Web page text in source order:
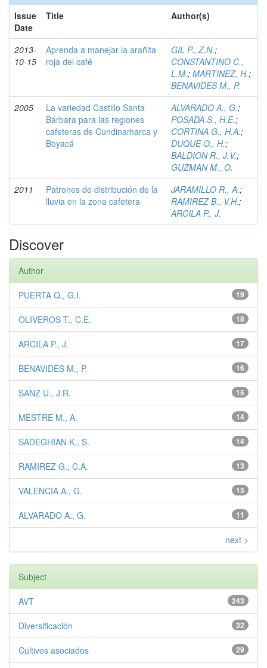
Issue
Date
Title Author(s)
2013-
10-15
Aprenda a manejar la arañita
roja del café
GIL P., Z.N.;
CONSTANTINO C.,
L.M.; MARTINEZ, H.;
BENAVIDES M., P.
2005
La variedad Castillo Santa
Bárbara para las regiones
cafeteras de Cundinamarca y
Boyacá
ALVARADO A., G.;
POSADA S., H.E.;
CORTINA G., H.A.;
DUQUE O., H.;
BALDION R., J.V.;
GUZMAN M., O.
2011
Patrones de distribución de la
lluvia en la zona cafetera
JARAMILLO R., A.;
RAMIREZ B., V.H.;
ARCILA P., J.
Discover
Author
19
PUERTA Q., G.I.
18
OLIVEROS T., C.E.
17
ARCILA P., J.
16
BENAVIDES M., P.
15
SANZ U., J.R.
14
MESTRE M., A.
14
SADEGHIAN K., S.
13
RAMIREZ G., C.A.
13
VALENCIA A., G.
11
ALVARADO A., G.
next >
Subject
243
AVT
32
Diversificación
29
Cultivos asociados